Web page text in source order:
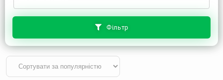
Фільтр
Realme
TECNO
ZTE
OnePlus
Motorola